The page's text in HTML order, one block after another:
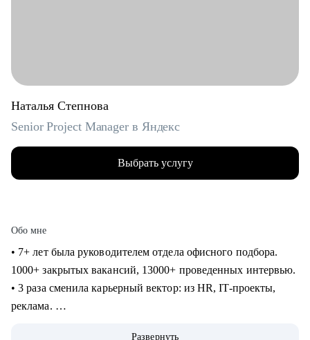
Наталья Степнова
Senior Project Manager в Яндекс
Выбрать услугу
Обо мне
• 7+ лет была руководителем отдела офисного подбора.
1000+ закрытых вакансий, 13000+ проведенных интервью.
• 3 раза сменила карьерный вектор: из HR, IT-проекты,
реклама.
Развернуть